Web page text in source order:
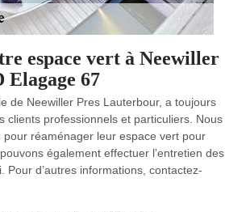
espace vert à Neewiller
Elagage 67
de Neewiller Pres Lauterbour, a toujours
clients professionnels et particuliers. Nous
réaménager leur espace vert pour
également effectuer l’entretien des
d’autres informations, contactez-